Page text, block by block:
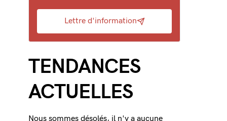
Lettre d'information
TENDANCES
ACTUELLES
Nous sommes désolés, il n'y a aucune